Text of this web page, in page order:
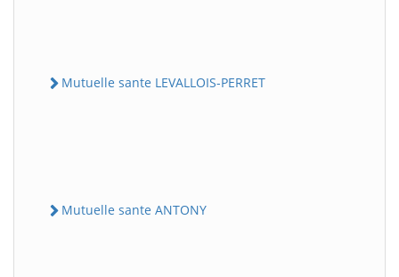
Mutuelle sante LEVALLOIS-PERRET
Mutuelle sante ANTONY